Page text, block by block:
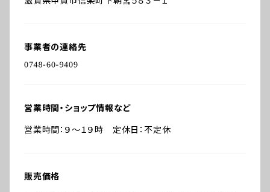
事業者の連絡先
営業時間・ショップ情報など
営業時間：９～１９時 定休日：不定休
販売価格